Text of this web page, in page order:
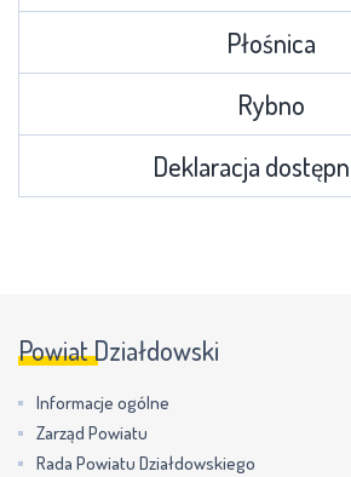
Płośnica
Rybno
Deklaracja
Powiat Działdowski
Informacje ogólne
Zarząd Powiatu
Rada Powiatu Działdowskiego